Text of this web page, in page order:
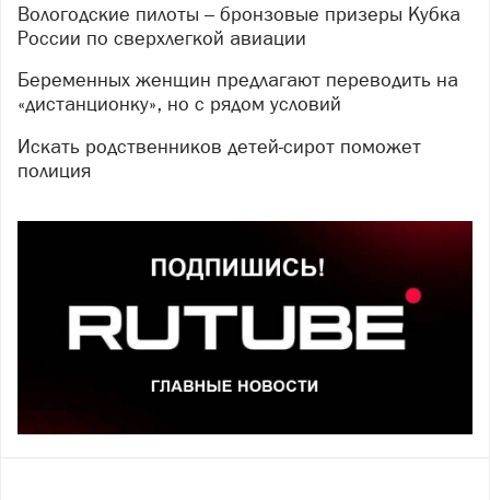
Вологодские пилоты – бронзовые призеры Кубка
России по сверхлегкой авиации
Беременных женщин предлагают переводить на
«дистанционку», но с рядом условий
Искать родственников детей-сирот поможет
полиция